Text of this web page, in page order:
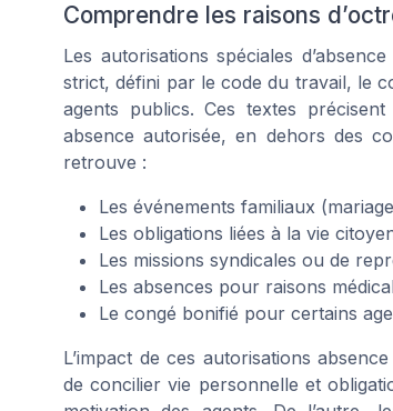
Comprendre les raisons
Les autorisations spéciales
strict, défini par le code du travail, le
agents publics. Ces textes
absence autorisée, en dehors des
retrouve :
Les événements familiaux
Les obligations liées à la vie
Les missions syndicales ou de
Les absences pour raisons
Le congé bonifié pour certains
L’impact de ces autorisations
de concilier vie personnelle et